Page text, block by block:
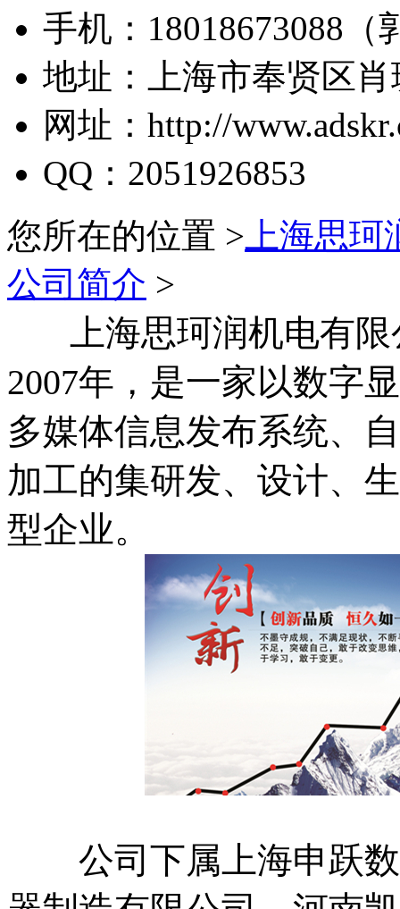
手机：18018673088（
地址：上海市奉贤区肖
网址：http://
QQ：2051926853
您所在的位置 > 上海思
公司简介 >
上海思珂润机电有限
2007年，是一家以数字
多媒体信息发布系统、
加工的集研发、设计、
型企业。
公司下属上海申跃数